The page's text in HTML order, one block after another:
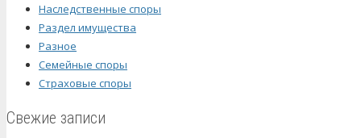
Наследственные споры
Раздел имущества
Разное
Семейные споры
Страховые споры
Свежие записи